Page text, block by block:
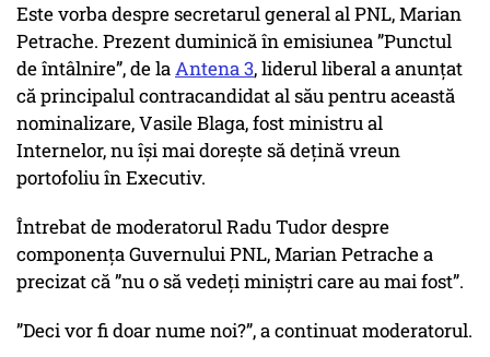
Este vorba despre secretarul general al PNL, Marian
Petrache. Prezent duminică în emisiunea ”Punctul
de întâlnire”, de laAntena 3, liderul liberal a anunțat
că principalul contracandidat al său pentru această
nominalizare, Vasile Blaga, fost ministru al
Internelor, nu își mai dorește să dețină vreun
portofoliu în Executiv.
Întrebat de moderatorul Radu Tudor despre
componența Guvernului PNL, Marian Petrache a
precizat că ”nu o să vedeți miniștri care au mai fost”.
”Deci vor fi doar nume noi?”, a continuat moderatorul.